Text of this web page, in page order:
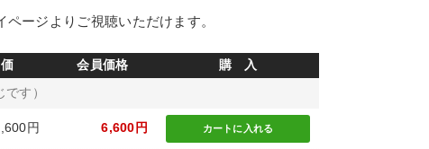
ージよりご視聴いただけます。
会員価格 購 入
す）
円 6,600円 カートに 入れる